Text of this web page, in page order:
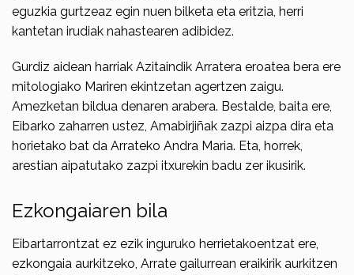
eguzkia gurtzeaz egin nuen bilketa eta eritzia, herri
kantetan irudiak nahastearen adibidez.
Gurdiz aidean harriak Azitaindik Arratera eroatea bera ere
mitologiako Mariren ekintzetan agertzen zaigu.
Amezketan bildua denaren arabera. Bestalde, baita ere,
Eibarko zaharren ustez, Amabirji­ñak zazpi aizpa dira eta
horietako bat da Arrateko Andra Maria. Eta, horrek,
arestian aipatutako zazpi itxurekin badu zer ikusirik.
Ezkongaiaren bila
Eibartarrontzat ez ezik inguruko herrietakoentzat ere,
ezkongaia aurkitzeko, Arrate gailurrean eraikirik aurkitzen